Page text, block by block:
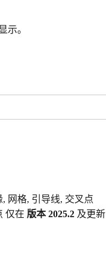
示。
, 网格, 引导线, 交叉点
仅在 版本 2025.2 及更新